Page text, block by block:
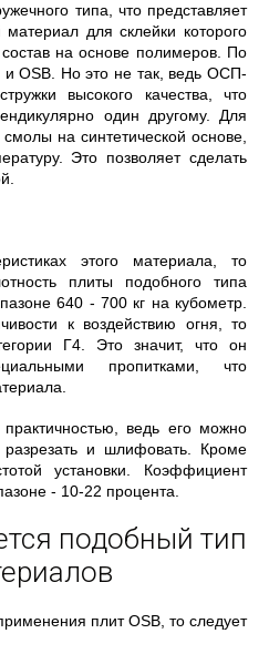
типа, что представляет
для склейки которого
на основе полимеров. По
OSB. Но это не так, ведь ОСП-
высокого качества, что
один другому. Для
на синтетической основе,
Это позволяет сделать
этого материала, то
плиты подобного типа
640 - 700 кг на кубометр.
к воздействию огня, то
Г4. Это значит, что он
пропитками, что
практичностью, ведь его можно
разрезать и шлифовать. Кроме
установки. Коэффициент
- 10-22 процента.
подобный тип
плит OSB, то следует